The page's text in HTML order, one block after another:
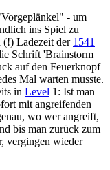
- um
ins Spiel zu
(!) Ladezeit der 1541
Schrift 'Brainstorm
auf den Feuerknopf
Mal warten musste.
in Level 1: Ist man
mit angreifenden
wo wer angreift,
bis man zurück zum
vergingen wieder